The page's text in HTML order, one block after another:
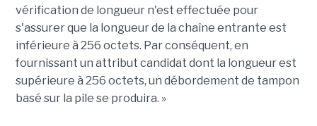
vérification de longueur n'est effectuée pour
s'assurer que la longueur de la chaîne entrante est
inférieure à 256 octets. Par conséquent, en
fournissant un attribut candidat dont la longueur est
supérieure à 256 octets, un débordement de tampon
basé sur la pile se produira. »